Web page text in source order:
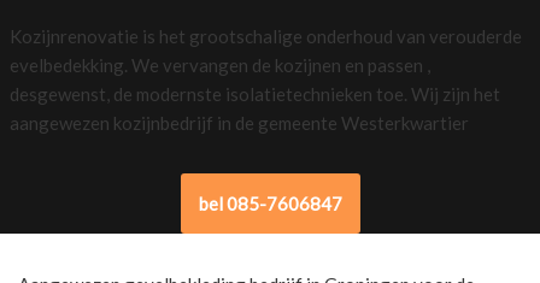
Kozijnrenovatie is het grootschalige onderhoud van verouderde
evelbedekking. We vervangen de kozijnen en passen ,
desgewenst, de modernste isolatietechnieken toe. Wij zijn het
aangewezen kozijnbedrijf in de gemeente Westerkwartier
bel 085-7606847